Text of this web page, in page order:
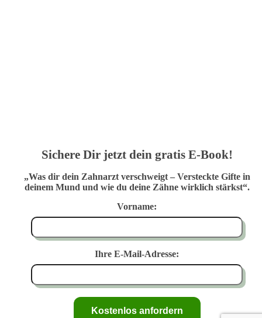
Sichere Dir jetzt dein gratis E-Book!
„Was dir dein Zahnarzt verschweigt – Versteckte Gifte in
deinem Mund und wie du deine Zähne wirklich stärkst“.
Vorname:
Ihre E-Mail-Adresse: